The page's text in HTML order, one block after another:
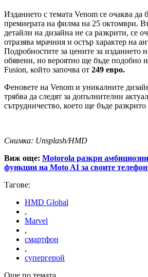
Изданието с темата Venom се очаква да
премиерата на филма на 25 октомври.
детайли на дизайна не са разкрити, се
отразява мрачния и остър характер на
Подробностите за цените за изданието
обявени, но вероятно ще бъде подобно
Fusion, който започва от 249 евро.
Феновете на Venom и уникалните
трябва да следят за допълнителни
сътрудничество, което ще бъде
Снимка: Unsplash/HMD
Виж още: Motorola разкри
функции на Moto AI за своите
Тагове:
HMD Global
,
Marvel
,
смартфон
,
супергерой
Още по темата